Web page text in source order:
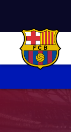
FC Barcelona club badge